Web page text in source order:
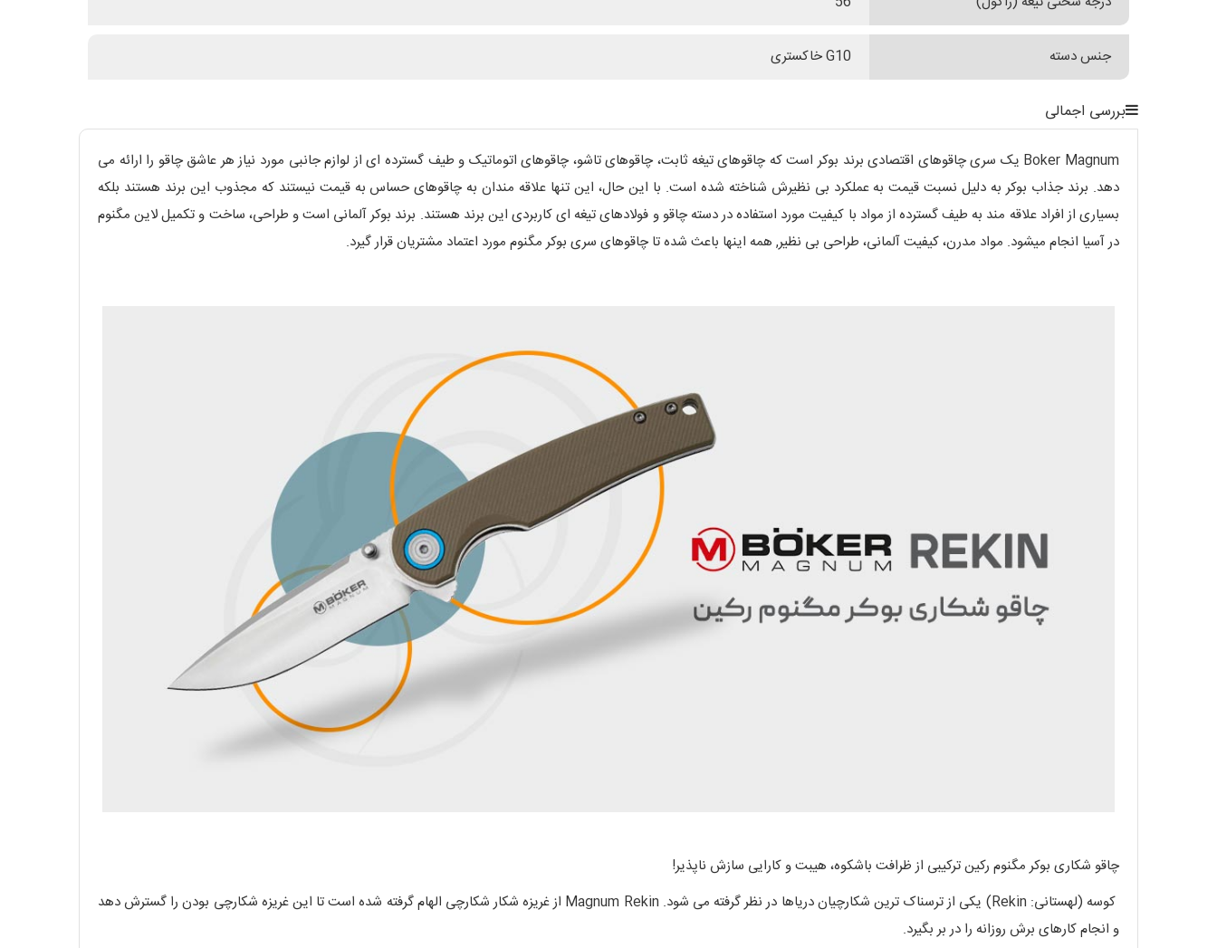
جنس دسته G10 خاکستری
بررسی اجمالی
Boker Magnum یک سری چاقوهای اقتصادی برند بوکر است که چاقوهای تیغه ثابت، چاقوهای تاشو، چاقوهای اتوماتیک و طیف گسترده ای از لوازم جانبی مورد نیاز هر عاشق چاقو را ارائه می
دهد. برند جذاب بوکر به دلیل نسبت قیمت به عملکرد بی نظیرش شناخته شده است. با این حال، این تنها علاقه مندان به چاقوهای حساس به قیمت نیستند که مجذوب این برند هستند بلکه
بسیاری از افراد علاقه مند به طیف گسترده از مواد با کیفیت مورد استفاده در دسته چاقو و فولادهای تیغه ای کاربردی این برند هستند. برند بوکر آلمانی است و طراحی، ساخت و تکمیل لاین مگنوم
در آسیا انجام میشود. مواد مدرن، کیفیت آلمانی، طراحی بی نظیر, همه اینها باعث شده تا چاقوهای سری بوکر مگنوم مورد اعتماد مشتریان قرار گیرد.
چاقو شکاری بوکر مگنوم رکین ترکیبی از ظرافت باشکوه، هیبت و کارایی سازش ناپذیر!
کوسه (لهستانی: Rekin) یکی از ترسناک ترین شکارچیان دریاها در نظر گرفته می شود. Magnum Rekin از غریزه شکار شکارچی الهام گرفته شده است تا این غریزه شکارچی بودن را گسترش دهد
و انجام کارهای برش روزانه را در بر بگیرد.